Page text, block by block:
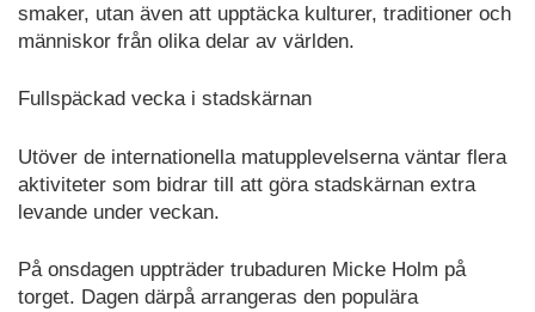
smaker, utan även att upptäcka kulturer, traditioner och
människor från olika delar av världen.
Fullspäckad vecka i stadskärnan
Utöver de internationella matupplevelserna väntar flera
aktiviteter som bidrar till att göra stadskärnan extra
levande under veckan.
På onsdagen uppträder trubaduren Micke Holm på
torget. Dagen därpå arrangeras den populära